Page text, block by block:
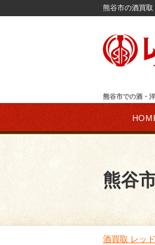
熊谷市の酒買取
熊谷市での酒・
熊谷
酒買取 レッ